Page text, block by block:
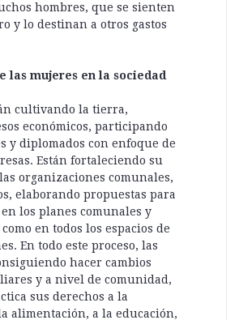
hombres, que se sienten
y lo destinan a otros gastos
las mujeres en la sociedad
cultivando la tierra,
económicos, participando
y diplomados con enfoque de
Están fortaleciendo su
organizaciones comunales,
elaborando propuestas para
los planes comunales y
en todos los espacios de
En todo este proceso, las
hacer cambios
y a nivel de comunidad,
sus derechos a la
alimentación, a la educación,